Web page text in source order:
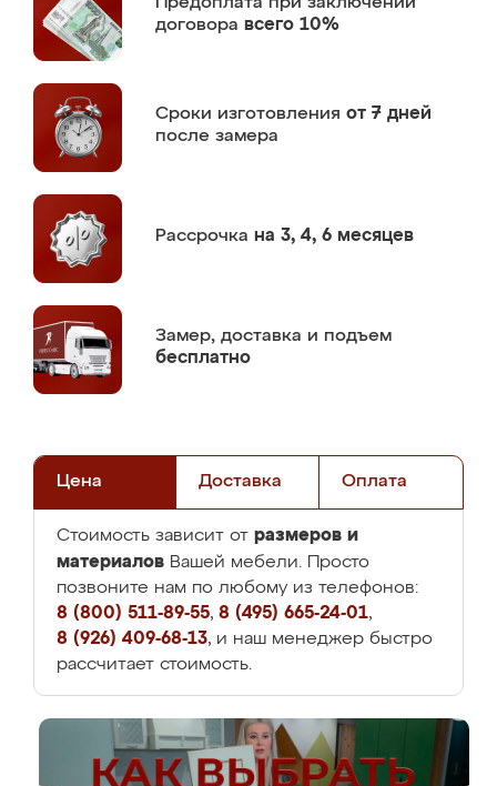
договора всего 10%
Сроки изготовления от 7 дней
после замера
Рассрочка на 3, 4, 6 месяцев
Замер, доставка и подъем
бесплатно
Цена Доставка Оплата
Стоимость зависит от размеров и
материалов Вашей мебели. Просто
позвоните нам по любому из телефонов:
8 (800) 511-89-55, 8 (495) 665-24-01,
8 (926) 409-68-13, и наш менеджер быстро
рассчитает стоимость.